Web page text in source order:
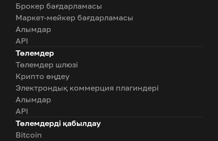
Брокер бағдарламасы
Маркет-мейкер бағдарламасы
Алымдар
API
Төлемдер
Төлемдер шлюзі
Крипто өңдеу
Электрондық коммерция плагиндері
Алымдар
API
Төлемдерді қабылдау
Bitcoin